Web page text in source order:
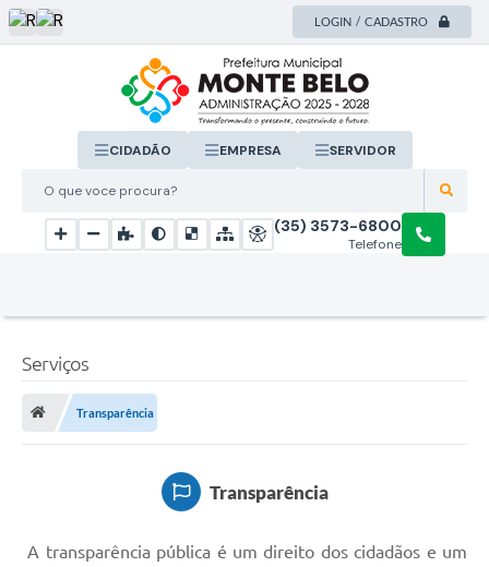
LOGIN / CADASTRO
O que voce procura?
CIDADÃO EMPRESA SERVIDOR
Telefone
(35) 3573-6800
Serviços
Transparência
Transparência
A transparência pública é um direito dos cidadãos e um